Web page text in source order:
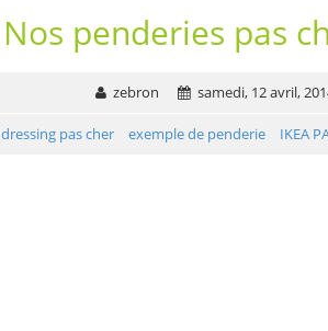
Nos penderies pas
zebron samedi, 12 avril,
dressing pas cher exemple de penderie IKEA